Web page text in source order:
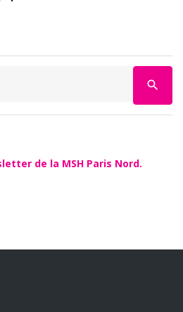
search
de la MSH Paris Nord.